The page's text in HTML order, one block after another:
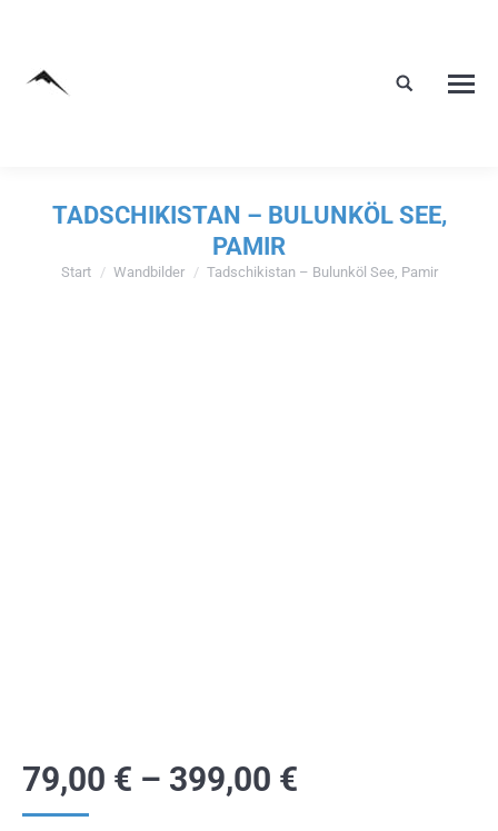
TADSCHIKISTAN – BULUNKÖL SEE,
PAMIR
Sie befinden sich hier:
Start Wandbilder Tadschikistan – Bulunköl See, Pamir
79,00 € – 399,00 €